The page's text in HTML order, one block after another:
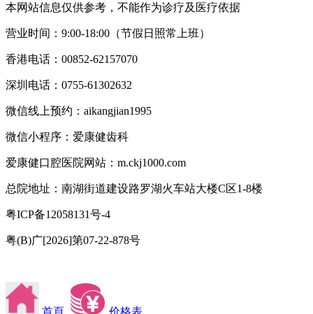
本网站信息仅供参考，不能作为诊疗及医疗依据
营业时间：9:00-18:00（节假日照常上班）
香港电话：00852-62157070
深圳电话：0755-61302632
微信线上预约：aikangjian1995
微信小程序：爱康健齿科
爱康健口腔医院网站：m.ckj1000.com
总院地址：南湖街道建设路罗湖火车站大楼C区1-8楼
粤ICP备12058131号-4
粤(B)广[2026]第07-22-878号
首頁 价格表